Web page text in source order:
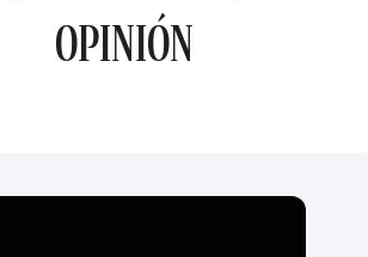
OPINIÓN